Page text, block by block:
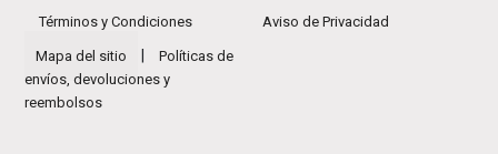
Términos y Condiciones Aviso de Privacidad
Mapa del sitio
Políticas de
envíos, devoluciones y
reembolsos